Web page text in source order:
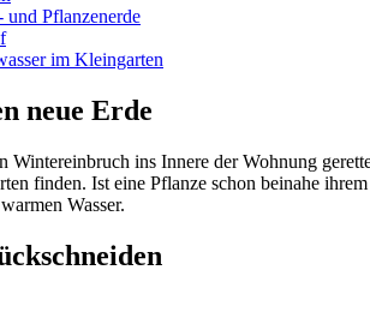
Pflanzenerde
im Kleingarten
neue Erde
ins Innere der Wohnung
finden. Ist eine Pflanze schon beinahe
Wasser.